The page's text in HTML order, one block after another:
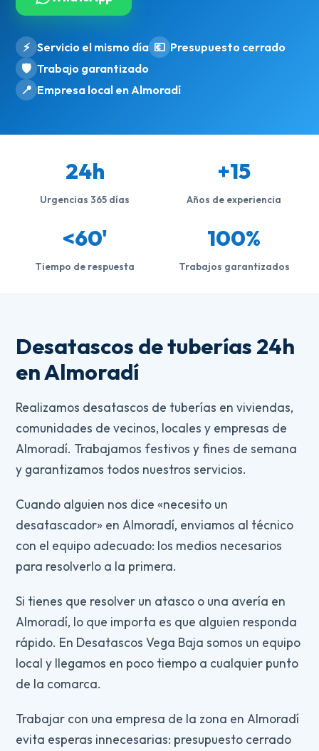
⚡ Servicio el mismo día 💶 Presupuesto cerrado
🛡️ Trabajo garantizado
📍 Empresa local en Almoradí
24h
Urgencias 365 días
+15
Años de experiencia
<60'
Tiempo de respuesta
100%
Trabajos garantizados
Desatascos de tuberías 24h
en Almoradí
Realizamos desatascos de tuberías en viviendas,
comunidades de vecinos, locales y empresas de
Almoradí. Trabajamos festivos y fines de semana
y garantizamos todos nuestros servicios.
Cuando alguien nos dice «necesito un
desatascador» en Almoradí, enviamos al técnico
con el equipo adecuado: los medios necesarios
para resolverlo a la primera.
Si tienes que resolver un atasco o una avería en
Almoradí, lo que importa es que alguien responda
rápido. En Desatascos Vega Baja somos un equipo
local y llegamos en poco tiempo a cualquier punto
de la comarca.
Trabajar con una empresa de la zona en Almoradí
evita esperas innecesarias: presupuesto cerrado